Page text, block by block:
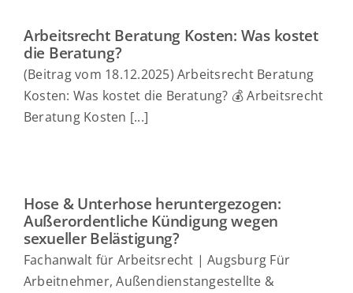
Arbeitsrecht Beratung Kosten: Was kostet
die Beratung?
(Beitrag vom 18.12.2025) Arbeitsrecht Beratung
Kosten: Was kostet die Beratung? 💰 Arbeitsrecht
Beratung Kosten [...]
Hose & Unterhose heruntergezogen:
Außerordentliche Kündigung wegen
sexueller Belästigung?
Fachanwalt für Arbeitsrecht | Augsburg Für
Arbeitnehmer, Außendienstangestellte &